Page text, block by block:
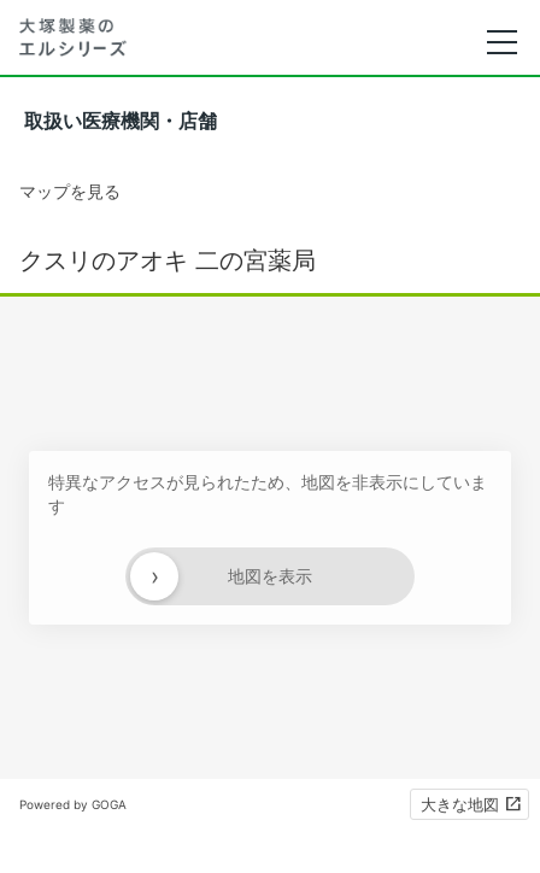
取扱い医療機関・店舗
マップを見る
クスリのアオキ 二の宮薬局
特異なアクセスが見られたため、地図を非表示にしていま
す
地図を表示
›
Powered by GOGA 大きな地図